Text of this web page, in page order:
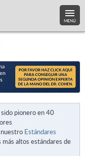
MENÚ
pionero en 40
Estándares
altos estándares de